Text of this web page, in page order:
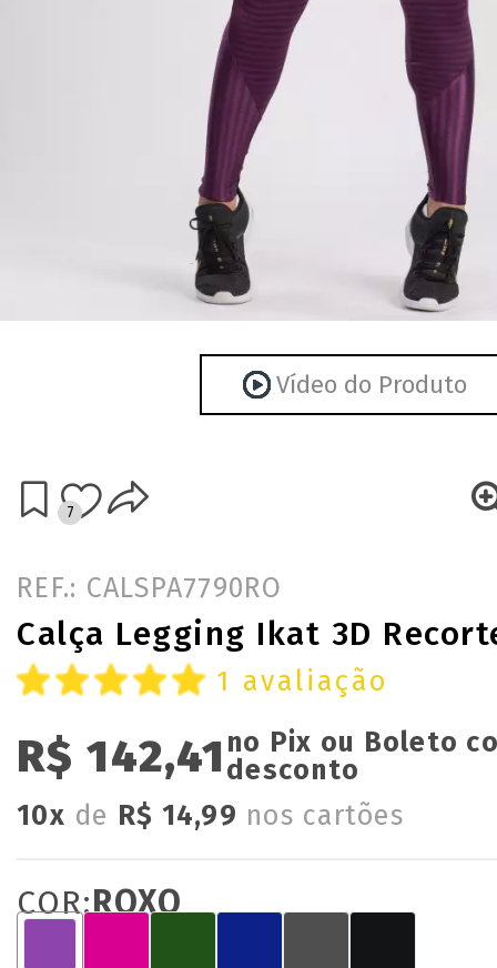
Vídeo do Produto
7
REF.: CALSPA7790RO
Calça Legging Ikat 3D
1 avaliação
R$ 142,41 no Pix ou Boleto
desconto
10x de R$ 14,99 nos cartões
COR:ROXO